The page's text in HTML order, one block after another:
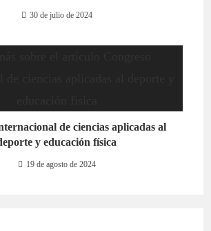
30 de julio de 2024
de ciencias aplicadas al
y educación física
19 de agosto de 2024